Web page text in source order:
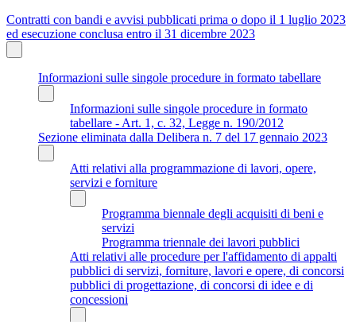
Contratti con bandi e avvisi pubblicati prima o dopo il 1 luglio 2023
ed esecuzione conclusa entro il 31 dicembre 2023
Informazioni sulle singole procedure in formato tabellare
Informazioni sulle singole procedure in formato
tabellare - Art. 1, c. 32, Legge n. 190/2012
Sezione eliminata dalla Delibera n. 7 del 17 gennaio 2023
Atti relativi alla programmazione di lavori, opere,
servizi e forniture
Programma biennale degli acquisiti di beni e
servizi
Programma triennale dei lavori pubblici
Atti relativi alle procedure per l'affidamento di appalti
pubblici di servizi, forniture, lavori e opere, di concorsi
pubblici di progettazione, di concorsi di idee e di
concessioni